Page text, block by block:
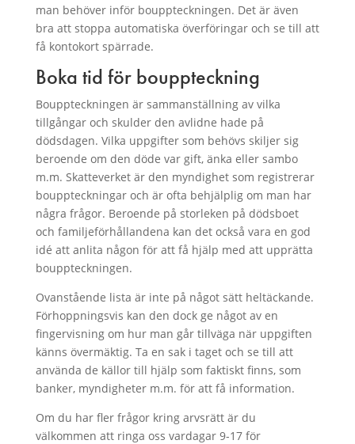
man behöver inför bouppteckningen. Det är även
bra att stoppa automatiska överföringar och se till att
få kontokort spärrade.
Boka tid för bouppteckning
Bouppteckningen är sammanställning av vilka
tillgångar och skulder den avlidne hade på
dödsdagen. Vilka uppgifter som behövs skiljer sig
beroende om den döde var gift, änka eller sambo
m.m. Skatteverket är den myndighet som registrerar
bouppteckningar och är ofta behjälplig om man har
några frågor. Beroende på storleken på dödsboet
och familjeförhållandena kan det också vara en god
idé att anlita någon för att få hjälp med att upprätta
bouppteckningen.
Ovanstående lista är inte på något sätt heltäckande.
Förhoppningsvis kan den dock ge något av en
fingervisning om hur man går tillväga när uppgiften
känns övermäktig. Ta en sak i taget och se till att
använda de källor till hjälp som faktiskt finns, som
banker, myndigheter m.m. för att få information.
Om du har fler frågor kring arvsrätt är du
välkommen att ringa oss vardagar 9-17 för